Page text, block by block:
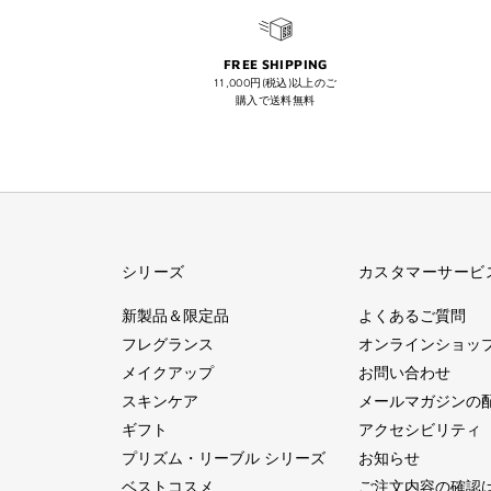
FREE SHIPPING
11,000円(税込)以上のご
購入で送料無料
シリーズ
新製品＆限定品
フレグランス
メイクアップ
スキンケア
ギフト
プリズム・リーブル シリーズ
ベストコスメ
カスタマーサービ
よくあるご質問
オンラインショッ
お問い合わせ
メールマガジンの
アクセシビリティ
お知らせ
ご注文内容の確認